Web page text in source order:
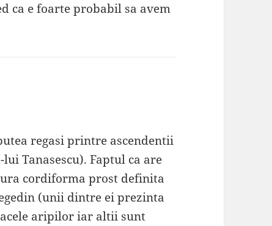
ca e foarte probabil sa avem
regasi printre ascendentii
Tanasescu). Faptul ca are
cordiforma prost definita
(unii dintre ei prezinta
aripilor iar altii sunt